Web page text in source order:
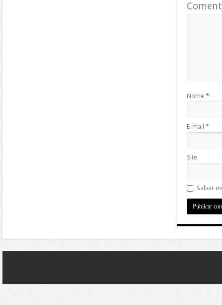
Nome *
E-mail *
Site
Salvar